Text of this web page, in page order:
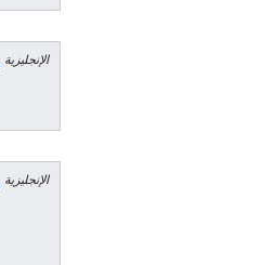
الإنجليزية
الإنجليزية